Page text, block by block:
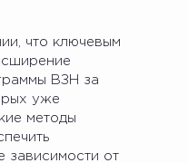
что ключевым
ВЗН за
уже
методы
зависимости от